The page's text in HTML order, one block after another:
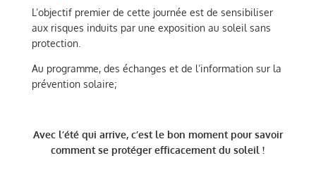
L’objectif premier de cette journée est de sensibiliser
aux risques induits par une exposition au soleil sans
protection.
Au programme, des échanges et de l’information sur la
prévention solaire;
Avec l’été qui arrive, c’est le bon moment pour savoir
comment se protéger efficacement du soleil !